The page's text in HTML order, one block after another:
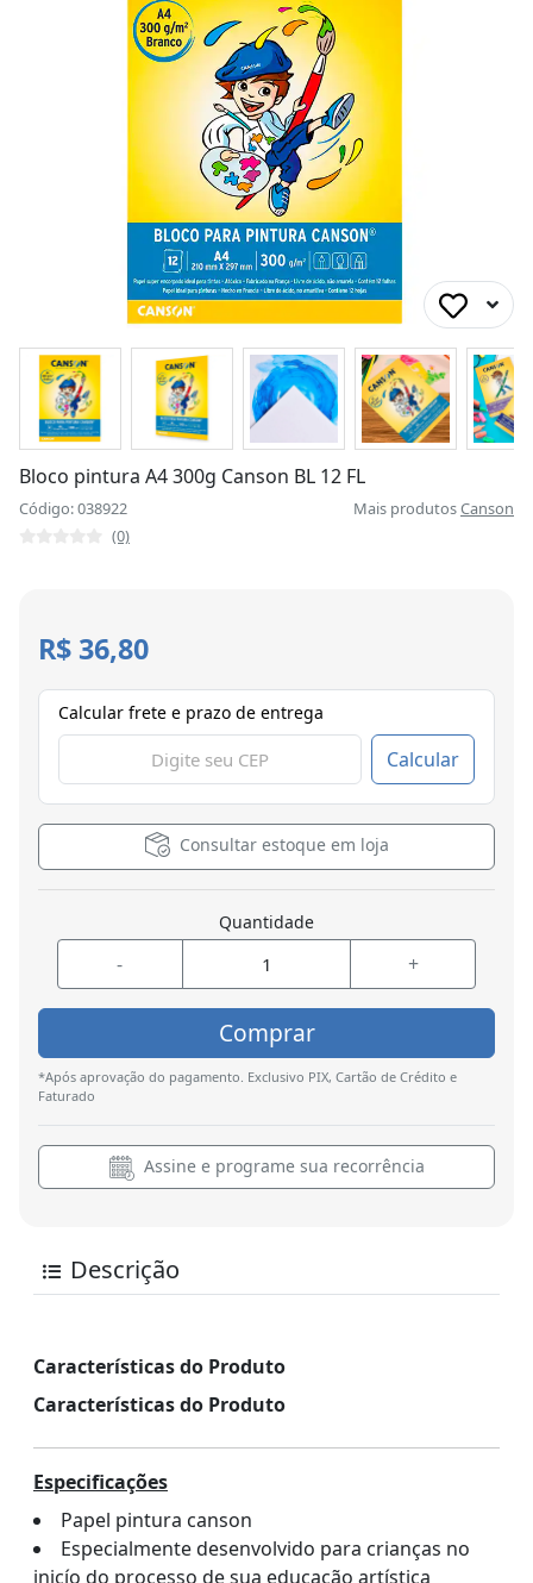
Bloco pintura A4 300g Canson BL 12 FL
Código: 038922 Mais produtosCanson
(0)
R$ 36,80
Calcular frete e prazo de entrega
Calcular
Consultar estoque em loja
Quantidade
- +
Comprar
*Após aprovação do pagamento. Exclusivo PIX, Cartão de Crédito e
Faturado
Assine e programe sua recorrência
Descrição
Características do Produto
Características do Produto
Especificações
Papel pintura canson
Especialmente desenvolvido para crianças no
inicío do processo de sua educação artística